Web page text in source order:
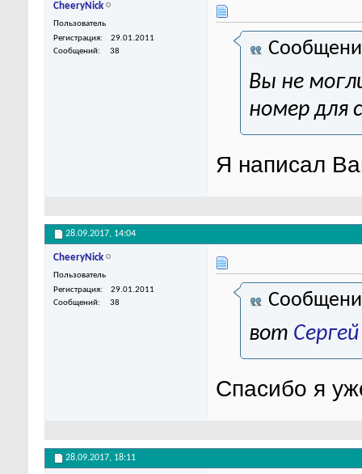
CheeryNick
Пользователь
Регистрация
29.01.2011
Сообщений
38
Вы не
номер для
Я написал
28.09.2017, 14:04
CheeryNick
Пользователь
Регистрация
29.01.2011
Сообщений
38
вот
Спасибо я
28.09.2017, 18:11